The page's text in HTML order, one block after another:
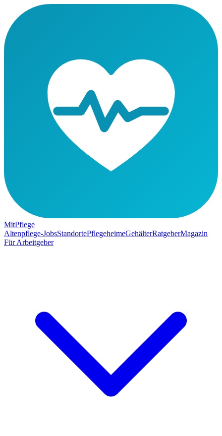
MitPflege
Altenpflege-JobsStandortePflegeheimeGehälterRatgeberMagazin
Für Arbeitgeber